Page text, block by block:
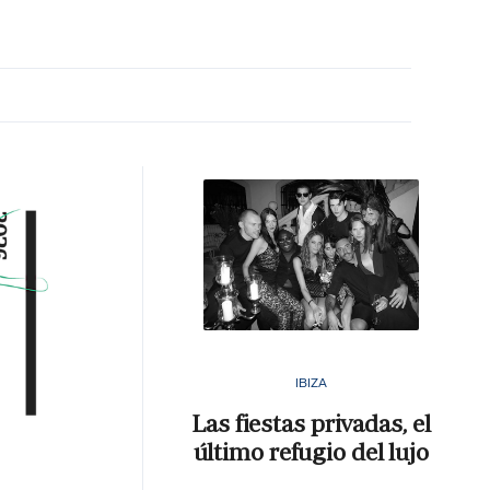
IBIZA
Las fiestas privadas, el
último refugio del lujo